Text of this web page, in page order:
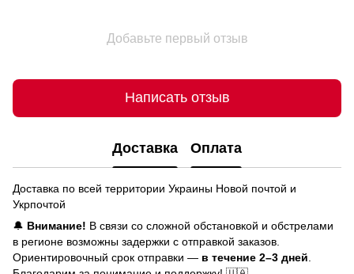
Добавьте первый отзыв
Написать отзыв
Доставка Оплата
Доставка по всей территории Украины Новой почтой и
Укрпочтой
🔔 Внимание! В связи со сложной обстановкой и обстрелами
в регионе возможны задержки с отправкой заказов.
Ориентировочный срок отправки — в течение 2–3 дней